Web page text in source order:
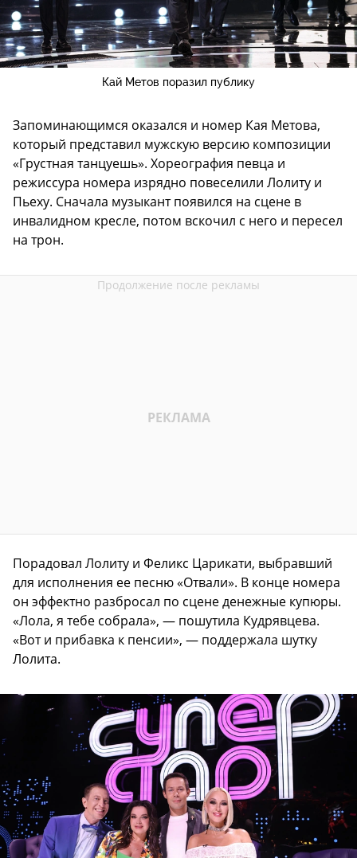
Кай Метов поразил публику
Запоминающимся оказался и номер Кая Метова,
который представил мужскую версию композиции
«Грустная танцуешь». Хореография певца и
режиссура номера изрядно повеселили Лолиту и
Пьеху. Сначала музыкант появился на сцене в
инвалидном кресле, потом вскочил с него и пересел
на трон.
Порадовал Лолиту и Феликс Царикати, выбравший
для исполнения ее песню «Отвали». В конце номера
он эффектно разбросал по сцене денежные купюры.
«Лола, я тебе собрала», — пошутила Кудрявцева.
«Вот и прибавка к пенсии», — поддержала шутку
Лолита.